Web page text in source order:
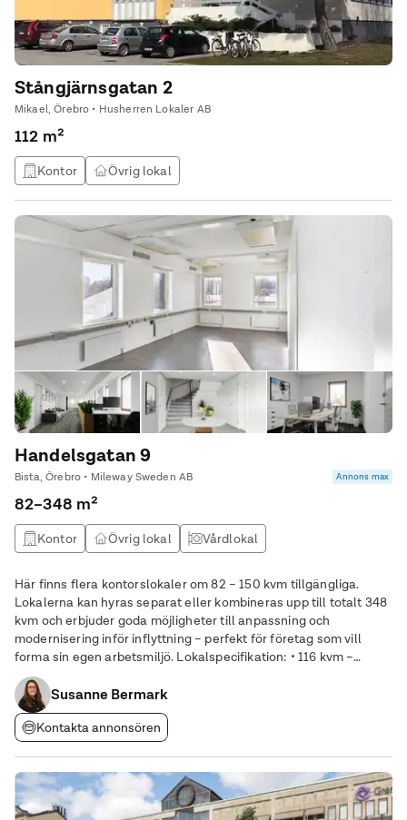
Stångjärnsgatan 2
Mikael, Örebro • Husherren Lokaler AB
112 m²
Kontor Övrig lokal
Handelsgatan 9
Bista, Örebro • Mileway Sweden AB Annons max
82–348 m²
Kontor Övrig lokal Vårdlokal
Här finns flera kontorslokaler om 82 – 150 kvm tillgängliga.
Lokalerna kan hyras separat eller kombineras upp till totalt 348
kvm och erbjuder goda möjligheter till anpassning och
modernisering inför inflyttning – perfekt för företag som vill
forma sin egen arbetsmiljö. Lokalspecifikation: • 116 kvm –
markplan • 150 kvm – markplan • 82 kvm – en trappa upp
Samtliga enheter ligger i en byggnad
Susanne Bermark
Kontakta annonsören